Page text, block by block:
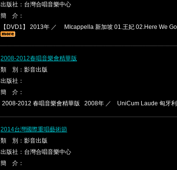
出版社：台灣合唱音樂中心
簡 介：
【DVD1】 2013年 ／ MIcappella 新加坡 01.王妃 02.Here We
2008-2012春唱音樂會精華版
類 別：影音出版
出版社：
簡 介：
2008-2012 春唱音樂會精華版 2008年 ／ UniCum Laude 匈牙利
2014台灣國際重唱藝術節
類 別：影音出版
出版社：台灣合唱音樂中心
簡 介：